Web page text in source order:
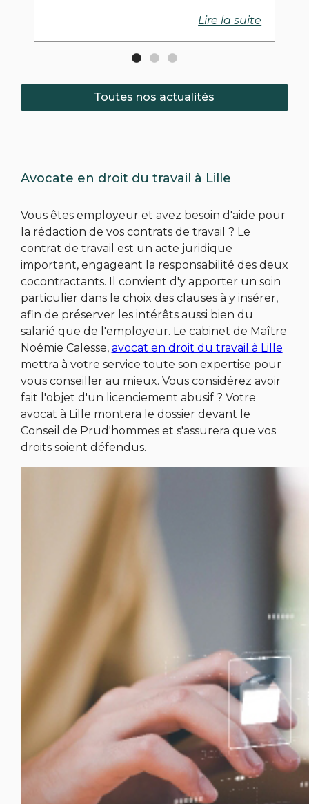
Lire la suite
Toutes nos actualités
Avocate en droit du travail à Lille
Vous êtes employeur et avez besoin d'aide pour
la rédaction de vos contrats de travail ? Le
contrat de travail est un acte juridique
important, engageant la responsabilité des deux
cocontractants. Il convient d'y apporter un soin
particulier dans le choix des clauses à y insérer,
afin de préserver les intérêts aussi bien du
salarié que de l'employeur. Le cabinet de Maître
Noémie Calesse, avocat en droit du travail à Lille
mettra à votre service toute son expertise pour
vous conseiller au mieux. Vous considérez avoir
fait l'objet d'un licenciement abusif ? Votre
avocat à Lille montera le dossier devant le
Conseil de Prud'hommes et s'assurera que vos
droits soient défendus.